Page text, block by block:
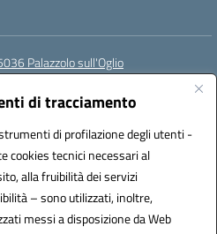
di tracciamento
di profilazione degli utenti -
cookies tecnici necessari al
alla fruibilità dei servizi
– sono utilizzati, inoltre,
messi a disposizione da Web
Palazzolo sull'Oglio
bsis01800p@pec.istruzione.it
(IPA): istsc_bsis01800p